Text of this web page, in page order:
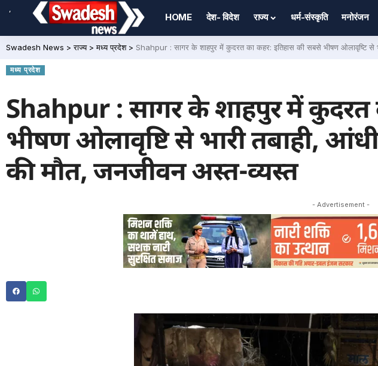
,
HOME देश- विदेश राज्य धर्म-संस्कृति मनोरंजन
Swadesh News >राज्य>मध्य प्रदेश> Shahpur : सागर के शाहपुर में कुदरत का कहर: इतिहास की सबसे भीषण ओलावृष्टि से
मध्य प्रदेश
Shahpur : सागर के शाहपुर में
भीषण ओलावृष्टि से भारी तबाही,
की मौत, जनजीवन अस्त-व्यस्त
- Advertisement -